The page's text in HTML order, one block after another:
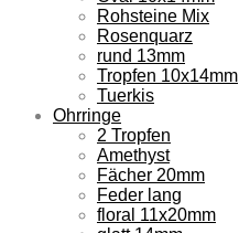
Rohsteine Mix
Rosenquarz
rund 13mm
Tropfen 10x14mm
Tuerkis
Ohrringe
2 Tropfen
Amethyst
Fächer 20mm
Feder lang
floral 11x20mm